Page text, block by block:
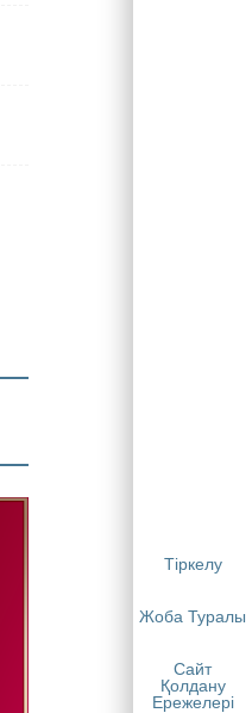
Тіркелу
Жоба Туралы
Сайт
Қолдану
Ережелері